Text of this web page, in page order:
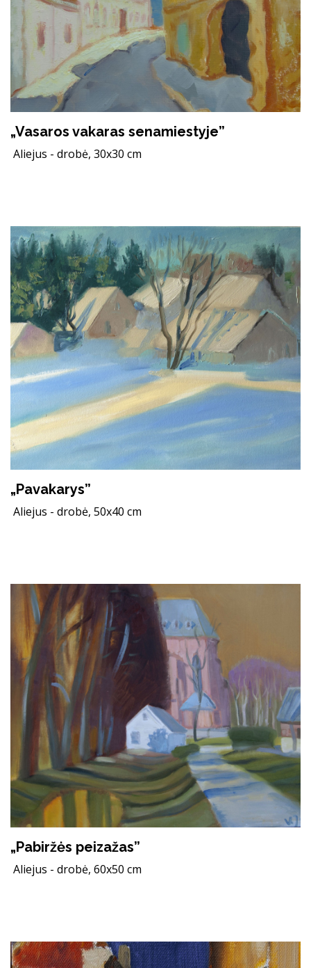
„Vasaros vakaras senamiestyje”
Aliejus - drobė, 30x30 cm
„Pavakarys”
Aliejus - drobė, 50x40 cm
„Pabiržės peizažas”
Aliejus - drobė, 60x50 cm